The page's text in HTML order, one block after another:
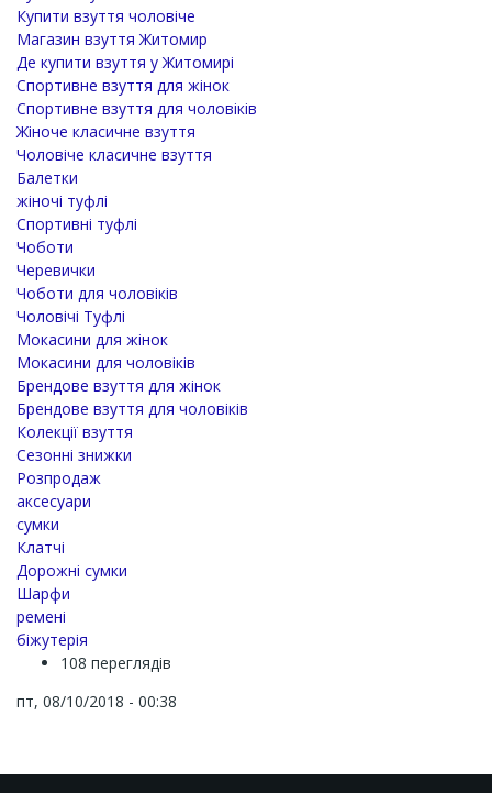
Купити взуття чоловіче
Магазин взуття Житомир
Де купити взуття у Житомирі
Спортивне взуття для жінок
Спортивне взуття для чоловіків
Жіноче класичне взуття
Чоловіче класичне взуття
Балетки
жіночі туфлі
Спортивні туфлі
Чоботи
Черевички
Чоботи для чоловіків
Чоловічі Туфлі
Мокасини для жінок
Мокасини для чоловіків
Брендове взуття для жінок
Брендове взуття для чоловіків
Колекції взуття
Сезонні знижки
Розпродаж
аксесуари
сумки
Клатчі
Дорожні сумки
Шарфи
ремені
біжутерія
108 переглядів
пт, 08/10/2018 - 00:38